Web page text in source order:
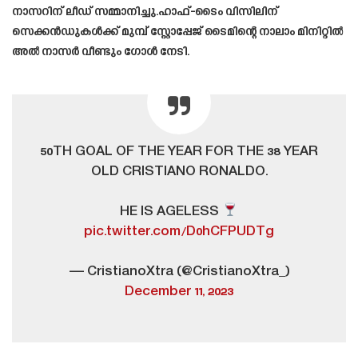
നാസറിന് ലീഡ് സമ്മാനിച്ചു.ഹാഫ്-ടൈം വിസിലിന്
സെക്കൻഡുകൾക്ക് മുമ്പ് സ്റ്റോപ്പേജ് ടൈമിന്റെ നാലാം മിനിറ്റിൽ
അൽ നാസർ വീണ്ടും ഗോൾ നേടി.
50TH GOAL OF THE YEAR FOR THE 38 YEAR
OLD CRISTIANO RONALDO.
HE IS AGELESS
pic.twitter.com/D0hCFPUDTg
— CristianoXtra (@CristianoXtra_)
December 11, 2023